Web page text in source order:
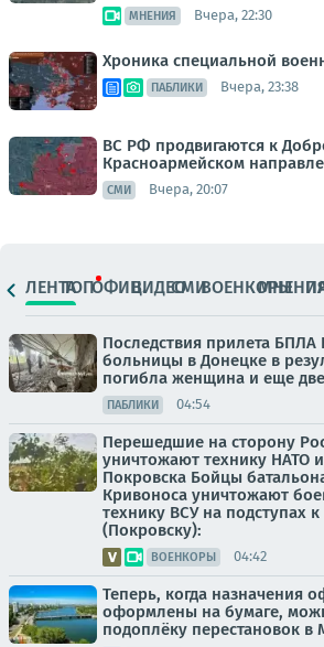
МНЕНИЯ Вчера, 22:30
Хроника специальной
ПАБЛИКИ Вчера, 23:38
ВС РФ продвигаются к
Красноармейском
СМИ Вчера, 20:07
ЛЕНТАТОПОФИЦ.ВИДЕОСМИВОЕНКОРЫ
Последствия прилета БПЛА
больницы в Донецке в
погибла женщина и еще
ПАБЛИКИ 04:54
Перешедшие на сторону
уничтожают технику НАТО
Покровска Бойцы
Кривоноса уничтожают
технику ВСУ на подступах
(Покровску):
ВОЕНКОРЫ 04:42
Теперь, когда назначения
оформлены на бумаге,
подоплёку перестановок